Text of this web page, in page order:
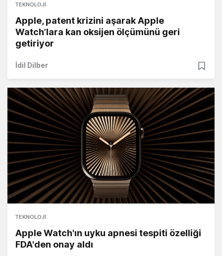
TEKNOLOJI
Apple, patent krizini aşarak Apple
Watch’lara kan oksijen ölçümünü geri
getiriyor
İdil Dilber
TEKNOLOJI
Apple Watch'ın uyku apnesi tespiti özelliği
FDA'den onay aldı